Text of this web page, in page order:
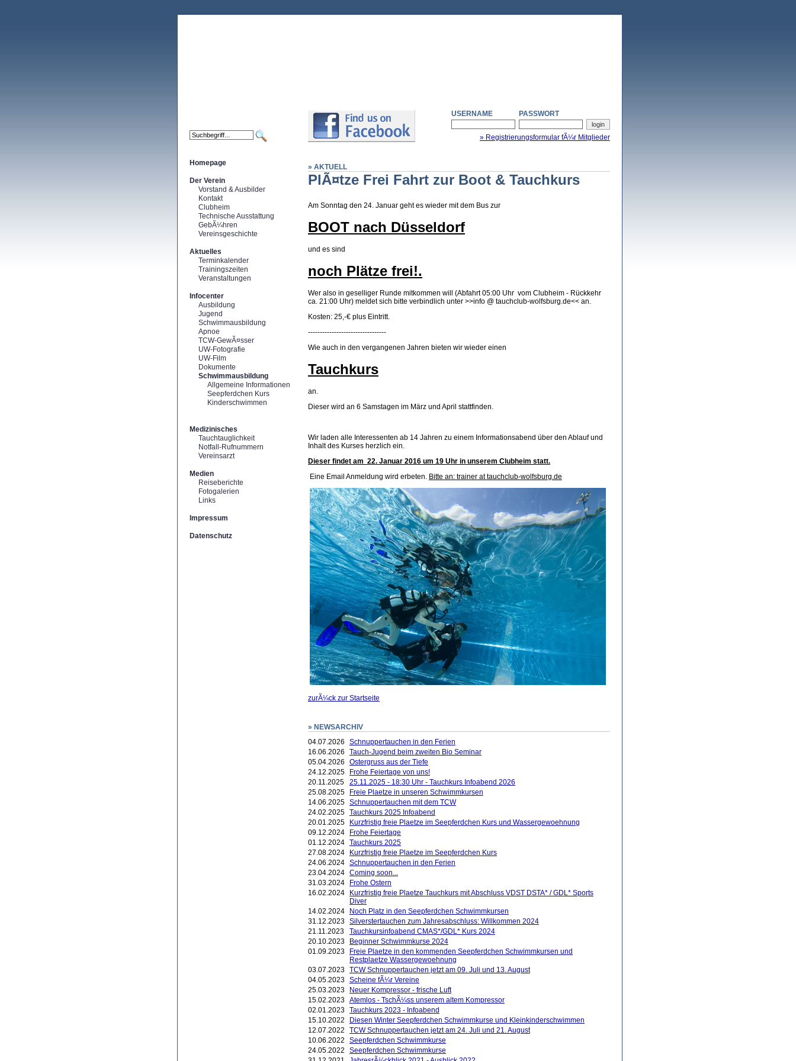
Homepage
Der Verein
Vorstand & Ausbilder
Kontakt
Clubheim
Technische Ausstattung
GebÃ¼hren
Vereinsgeschichte
Aktuelles
Terminkalender
Trainingszeiten
Veranstaltungen
Infocenter
Ausbildung
Jugend
Schwimmausbildung
Apnoe
TCW-GewÃ¤sser
UW-Fotografie
UW-Film
Dokumente
Schwimmausbildung
Allgemeine Informationen
Seepferdchen Kurs
Kinderschwimmen
Medizinisches
Tauchtauglichkeit
Notfall-Rufnummern
Vereinsarzt
Medien
Reiseberichte
Fotogalerien
Links
Impressum
Datenschutz
USERNAME PASSWORT
» Registrierungsformular fÃ¼r Mitglieder
» AKTUELL
PlÃ¤tze Frei Fahrt zur Boot & Tauchkurs
Am Sonntag den 24. Januar geht es wieder mit dem Bus zur
BOOT nach Düsseldorf
und es sind
noch Plätze frei!.
Wer also in geselliger Runde mitkommen will (Abfahrt 05:00 Uhr vom Clubheim - Rückkehr
ca. 21:00 Uhr) meldet sich bitte verbindlich unter >>info @ tauchclub-wolfsburg.de<< an.
Kosten: 25,-€ plus Eintritt.
---------------------------------
Wie auch in den vergangenen Jahren bieten wir wieder einen
Tauchkurs
an.
Dieser wird an 6 Samstagen im März und April stattfinden.
Wir laden alle Interessenten ab 14 Jahren zu einem Informationsabend über den Ablauf und
Inhalt des Kurses herzlich ein.
Dieser findet am 22. Januar 2016 um 19 Uhr in unserem Clubheim statt.
Eine Email Anmeldung wird erbeten. Bitte an: trainer at tauchclub-wolfsburg.de
zurÃ¼ck zur Startseite
» NEWSARCHIV
04.07.2026
Schnuppertauchen in den Ferien
16.06.2026
Tauch-Jugend beim zweiten Bio Seminar
05.04.2026
Ostergruss aus der Tiefe
24.12.2025
Frohe Feiertage von uns!
20.11.2025
25.11.2025 - 18:30 Uhr - Tauchkurs Infoabend 2026
25.08.2025
Freie Plaetze in unseren Schwimmkursen
14.06.2025 Schnuppertauchen mit dem TCW
24.02.2025 Tauchkurs 2025 Infoabend
20.01.2025
Kurzfristig freie Plaetze im Seepferdchen Kurs und Wassergewoehnung
09.12.2024
Frohe Feiertage
01.12.2024 Tauchkurs 2025
27.08.2024
Kurzfristig freie Plaetze im Seepferdchen Kurs
24.06.2024 Schnuppertauchen in den Ferien
23.04.2024 Coming soon...
31.03.2024
Frohe Ostern
16.02.2024
Kurzfristig freie Plaetze Tauchkurs mit Abschluss VDST DSTA* / GDL* Sports
Diver
14.02.2024
Noch Platz in den Seepferdchen Schwimmkursen
31.12.2023 Silverstertauchen zum Jahresabschluss: Willkommen 2024
21.11.2023
Tauchkursinfoabend CMAS*/GDL* Kurs 2024
20.10.2023
Beginner Schwimmkurse 2024
01.09.2023
Freie Plaetze in den kommenden Seepferdchen Schwimmkursen und
Restplaetze Wassergewoehnung
03.07.2023 TCW Schnuppertauchen jetzt am 09. Juli und 13. August
04.05.2023 Scheine fÃ¼r Vereine
25.03.2023
Neuer Kompressor - frische Luft
15.02.2023 Atemlos - TschÃ¼ss unserem altem Kompressor
02.01.2023 Tauchkurs 2023 - Infoabend
15.10.2022
Diesen Winter Seepferdchen Schwimmkurse und Kleinkinderschwimmen
12.07.2022
TCW Schnuppertauchen jetzt am 24. Juli und 21. August
10.06.2022
Seepferdchen Schwimmkurse
24.05.2022
Seepferdchen Schwimmkurse